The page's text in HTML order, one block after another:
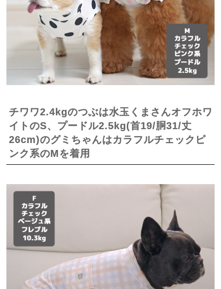
チワワ2.4kgのつぶは水玉くまさんオフホワ
イトのS、プードル2.5kg(首19/胴31/丈
26cm)のグミちゃんはカラフルチェックピ
ンク系のMを着用